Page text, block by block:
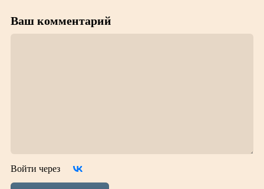
Ваш комментарий
Войти через